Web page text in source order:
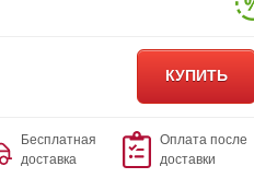
КУПИТЬ
Бесплатная
доставка
Оплата после
доставки